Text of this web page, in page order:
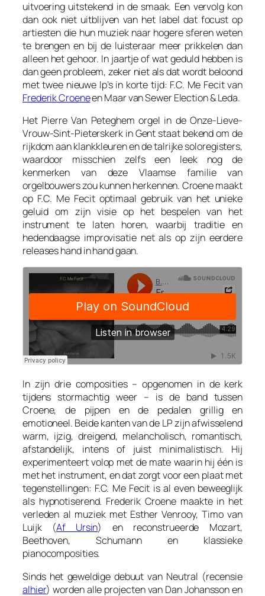
uitvoering uitstekend in de smaak. Een vervolg kon
dan ook niet uitblijven van het label dat focust op
artiesten die hun muziek naar hogere sferen weten
te brengen en bij de luisteraar meer prikkelen dan
alleen het gehoor. In jaartje of wat geduld hebben is
dan geen probleem, zeker niet als dat wordt beloond
met twee nieuwe lp’s in korte tijd: F.C. Me Fecit van
Frederik Croeneen Maar van Sewer Election & Leda.
Het Pierre Van Peteghem orgel in de Onze-Lieve-
Vrouw-Sint-Pieterskerk in Gent staat bekend om de
rijkdom aan klankkleuren en de talrijke soloregisters,
waardoor misschien zelfs een leek nog de
kenmerken van deze Vlaamse familie van
orgelbouwers zou kunnen herkennen. Croene maakt
op F.C. Me Fecit optimaal gebruik van het unieke
geluid om zijn visie op het bespelen van het
instrument te laten horen, waarbij traditie en
hedendaagse improvisatie net als op zijn eerdere
releases hand in hand gaan.
In zijn drie composities – opgenomen in de kerk
tijdens stormachtig weer – is de band tussen
Croene, de pijpen en de pedalen grillig en
emotioneel. Beide kanten van de LP zijn afwisselend
warm, ijzig, dreigend, melancholisch, romantisch,
afstandelijk, intens of juist minimalistisch. Hij
experimenteert volop met de mate waarin hij één is
met het instrument, en dat zorgt voor een plaat met
tegenstellingen: F.C. Me Fecit is al even beweeglijk
als hypnotiserend. Frederik Croene maakte in het
verleden al muziek met Esther Venrooy, Timo van
Luijk (Af Ursin) en reconstrueerde Mozart,
Beethoven, Schumann en klassieke
pianocomposities.
Sinds het geweldige debuut van Neutral (recensie
alhier) worden alle projecten van Dan Johansson en